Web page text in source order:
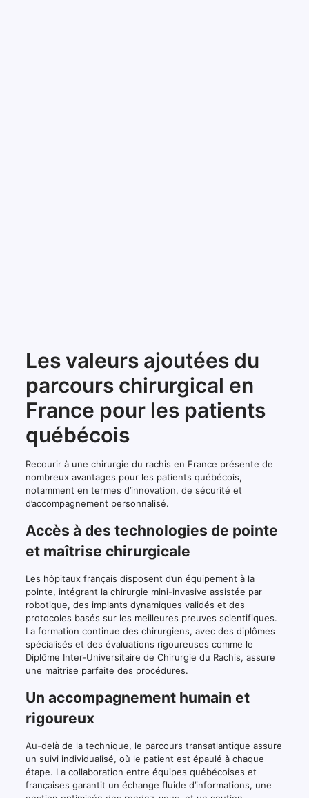
Les valeurs ajoutées du
parcours chirurgical en
France pour les patients
québécois
Recourir à une chirurgie du rachis en France présente de
nombreux avantages pour les patients québécois,
notamment en termes d’innovation, de sécurité et
d’accompagnement personnalisé.
Accès à des technologies de pointe
et maîtrise chirurgicale
Les hôpitaux français disposent d’un équipement à la
pointe, intégrant la chirurgie mini-invasive assistée par
robotique, des implants dynamiques validés et des
protocoles basés sur les meilleures preuves scientifiques.
La formation continue des chirurgiens, avec des diplômes
spécialisés et des évaluations rigoureuses comme le
Diplôme Inter-Universitaire de Chirurgie du Rachis, assure
une maîtrise parfaite des procédures.
Un accompagnement humain et
rigoureux
Au-delà de la technique, le parcours transatlantique assure
un suivi individualisé, où le patient est épaulé à chaque
étape. La collaboration entre équipes québécoises et
françaises garantit un échange fluide d’informations, une